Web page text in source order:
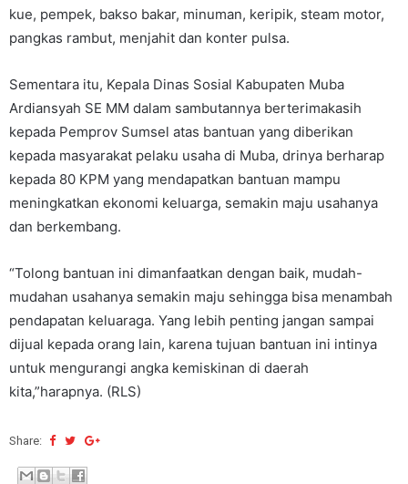
kue, pempek, bakso bakar, minuman, keripik, steam motor,
pangkas rambut, menjahit dan konter pulsa.
Sementara itu, Kepala Dinas Sosial Kabupaten Muba
Ardiansyah SE MM dalam sambutannya berterimakasih
kepada Pemprov Sumsel atas bantuan yang diberikan
kepada masyarakat pelaku usaha di Muba, drinya berharap
kepada 80 KPM yang mendapatkan bantuan mampu
meningkatkan ekonomi keluarga, semakin maju usahanya
dan berkembang.
“Tolong bantuan ini dimanfaatkan dengan baik, mudah-
mudahan usahanya semakin maju sehingga bisa menambah
pendapatan keluaraga. Yang lebih penting jangan sampai
dijual kepada orang lain, karena tujuan bantuan ini intinya
untuk mengurangi angka kemiskinan di daerah
kita,”harapnya. (RLS)
Share: